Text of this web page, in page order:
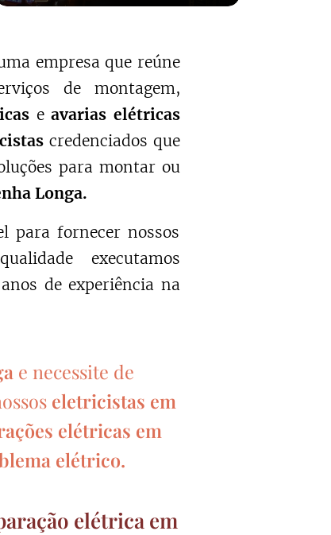
empresa que reúne
de montagem,
eavarias elétricas
credenciados que
para montar ou
Longa.
para fornecer nossos
executamos
de experiência na
e necessite de
eletricistas em
elétricas em
elétrico.
elétrica em